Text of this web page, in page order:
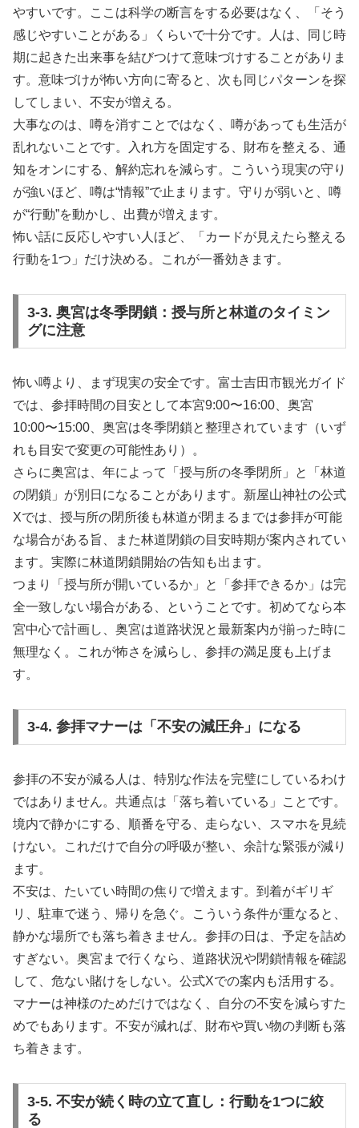
やすいです。ここは科学の断言をする必要はなく、「そう
感じやすいことがある」くらいで十分です。人は、同じ時
期に起きた出来事を結びつけて意味づけすることがありま
す。意味づけが怖い方向に寄ると、次も同じパターンを探
してしまい、不安が増える。
大事なのは、噂を消すことではなく、噂があっても生活が
乱れないことです。入れ方を固定する、財布を整える、通
知をオンにする、解約忘れを減らす。こういう現実の守り
が強いほど、噂は“情報”で止まります。守りが弱いと、噂
が“行動”を動かし、出費が増えます。
怖い話に反応しやすい人ほど、「カードが見えたら整える
行動を1つ」だけ決める。これが一番効きます。
3-3. 奥宮は冬季閉鎖：授与所と林道のタイミン
グに注意
怖い噂より、まず現実の安全です。富士吉田市観光ガイド
では、参拝時間の目安として本宮9:00〜16:00、奥宮
10:00〜15:00、奥宮は冬季閉鎖と整理されています（いず
れも目安で変更の可能性あり）。
さらに奥宮は、年によって「授与所の冬季閉所」と「林道
の閉鎖」が別日になることがあります。新屋山神社の公式
Xでは、授与所の閉所後も林道が閉まるまでは参拝が可能
な場合がある旨、また林道閉鎖の目安時期が案内されてい
ます。実際に林道閉鎖開始の告知も出ます。
つまり「授与所が開いているか」と「参拝できるか」は完
全一致しない場合がある、ということです。初めてなら本
宮中心で計画し、奥宮は道路状況と最新案内が揃った時に
無理なく。これが怖さを減らし、参拝の満足度も上げま
す。
3-4. 参拝マナーは「不安の減圧弁」になる
参拝の不安が減る人は、特別な作法を完璧にしているわけ
ではありません。共通点は「落ち着いている」ことです。
境内で静かにする、順番を守る、走らない、スマホを見続
けない。これだけで自分の呼吸が整い、余計な緊張が減り
ます。
不安は、たいてい時間の焦りで増えます。到着がギリギ
リ、駐車で迷う、帰りを急ぐ。こういう条件が重なると、
静かな場所でも落ち着きません。参拝の日は、予定を詰め
すぎない。奥宮まで行くなら、道路状況や閉鎖情報を確認
して、危ない賭けをしない。公式Xでの案内も活用する。
マナーは神様のためだけではなく、自分の不安を減らすた
めでもあります。不安が減れば、財布や買い物の判断も落
ち着きます。
3-5. 不安が続く時の立て直し：行動を1つに絞
る